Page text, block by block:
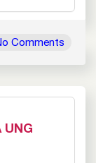
Comments
UNG